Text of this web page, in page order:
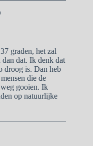
graden, het zal
dan dat. Ik denk dat
droog is. Dan heb
die de
gooien. Ik
op natuurlijke